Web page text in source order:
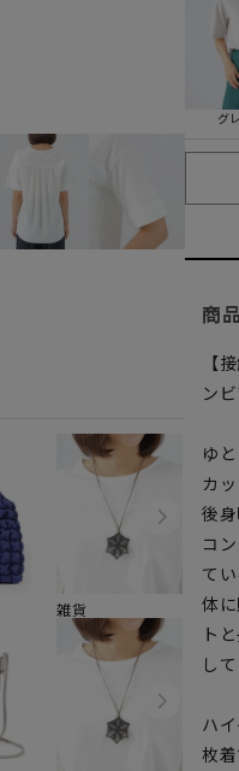
雑貨
グ
商
【
ン
ゆ
カッ
後
コ
て
体
ト
し
ハ
枚